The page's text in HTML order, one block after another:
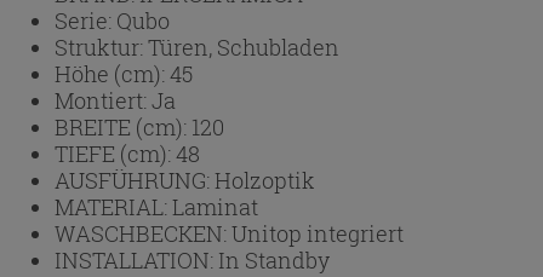
Serie: Qubo
Struktur:Türen, Schubladen
Höhe (cm):45
Montiert:Ja
BREITE (cm): 120
TIEFE (cm):48
AUSFÜHRUNG:Holzoptik
MATERIAL:Laminat
WASCHBECKEN:Unitop integriert
INSTALLATION: In Standby